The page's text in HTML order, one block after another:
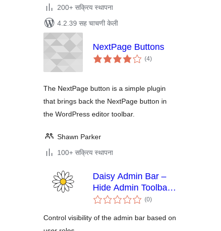
200+ सक्रिय स्थापना
4.2.39 सह चाचणी केली
NextPage Buttons
(4एकूण
मूल्यांकन
)
The NextPage button is a simple plugin
that brings back the NextPage button in
the WordPress editor toolbar.
Shawn Parker
100+ सक्रिय स्थापना
Daisy Admin Bar –
Hide Admin Toolbar
Based on User
Bar from Non-
(0एकूण
मूल्यांकन
)
Control visibility of the admin bar based on